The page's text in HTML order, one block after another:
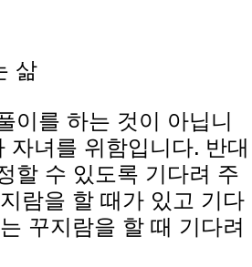
삶
이를 하는 것이 아닙니
녀를 위함입니다. 반대
할 수 있도록 기다려 주
람을 할 때가 있고 기다
꾸지람을 할 때 기다려